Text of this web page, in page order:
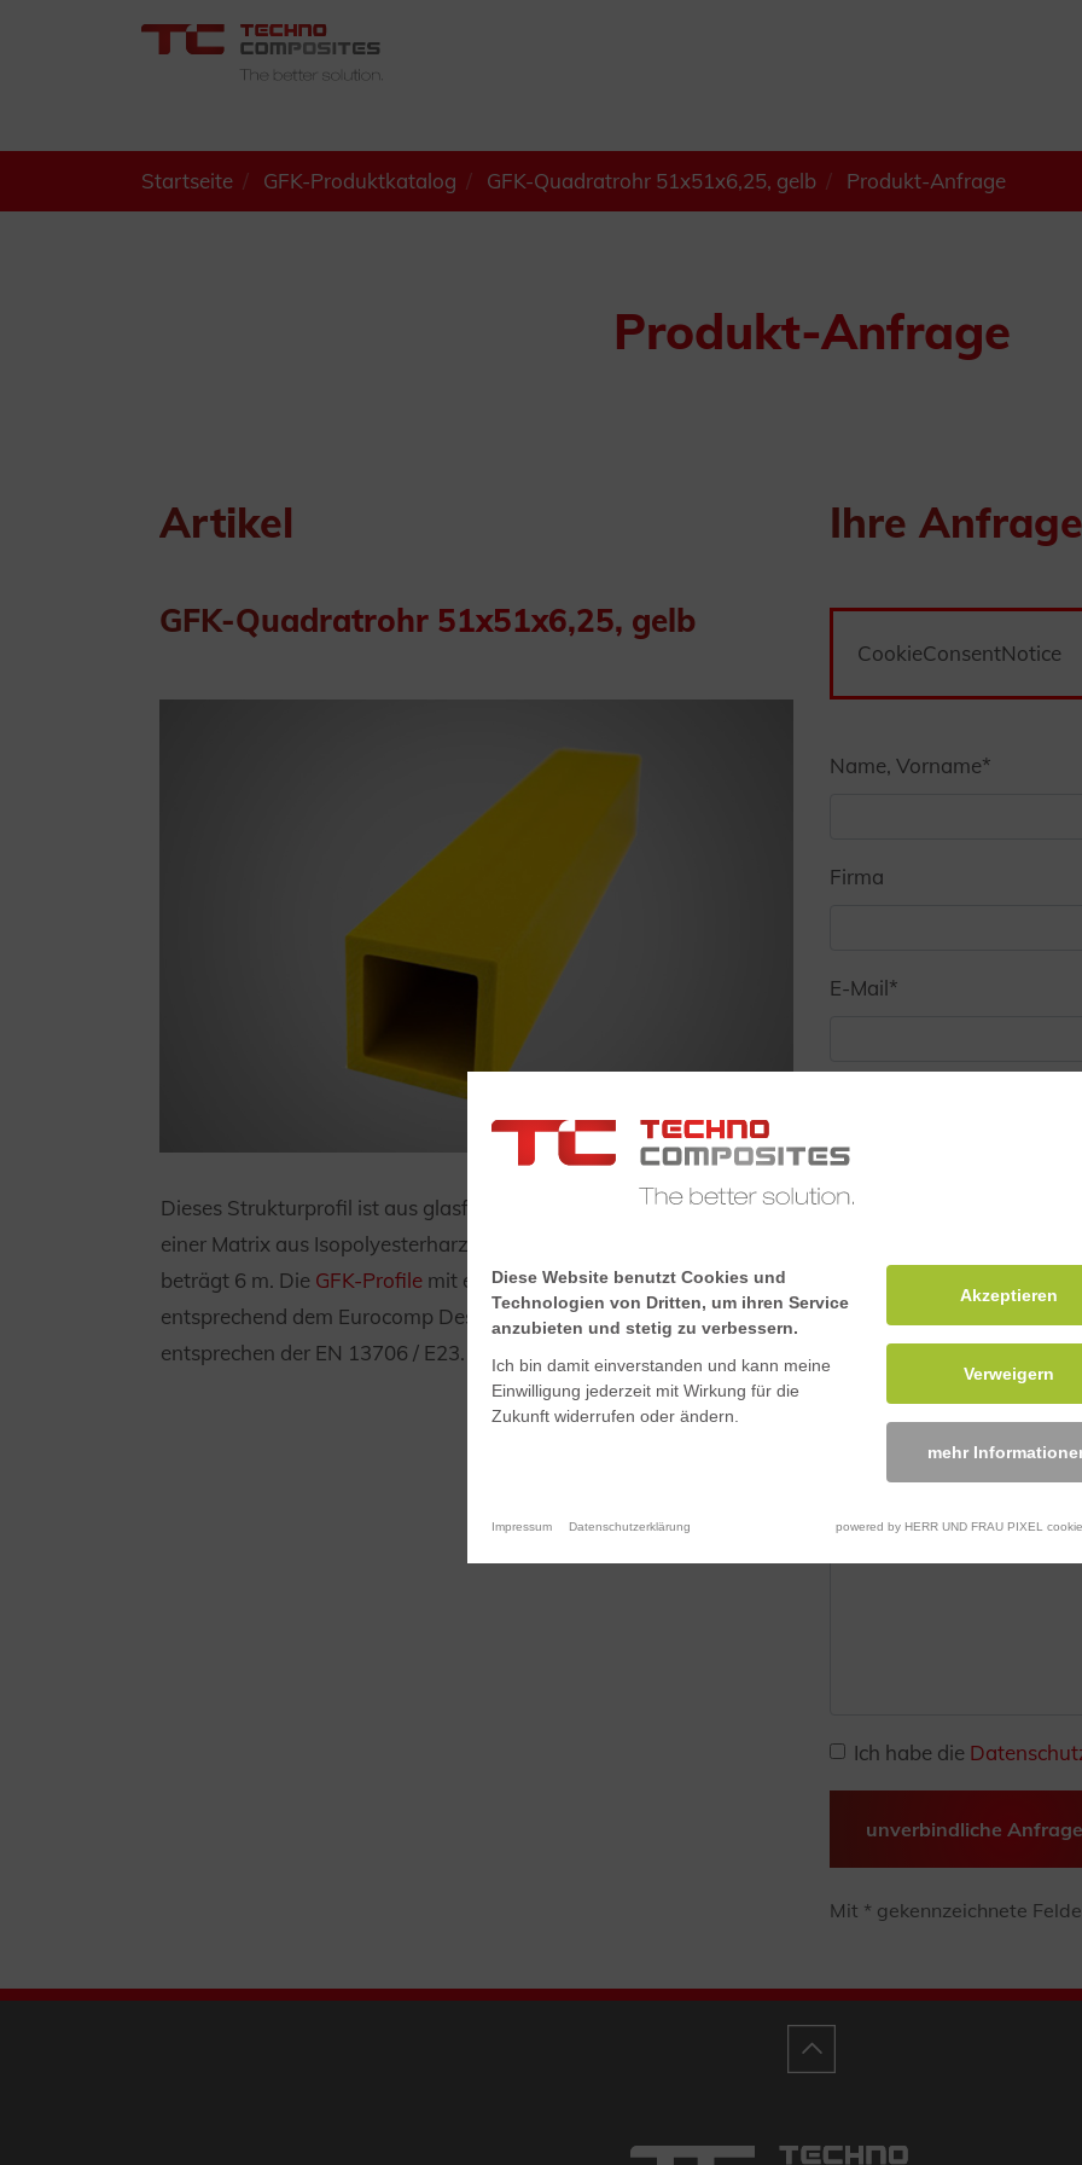
Startseite GFK-Produktkatalog GFK-Quadratrohr 51x51x6,25, gelb Produkt-Anfrage
Produkt-Anfrage
Artikel
GFK-Quadratrohr 51x51x6,25, gelb
Dieses Strukturprofil ist aus glasfaserverstärktem Kunststoff mit
einer Matrix aus Isopolyesterharz hergestellt. Die Standardlänge
beträgt 6 m. Die GFK-Profile mit einer Wandstärke > 5 mm sind
entsprechend dem Eurocomp Design Code hergestellt und
entsprechen der EN 13706 / E23.
Ihre Anfrage
CookieConsentNotice
Name, Vorname*
Firma
E-Mail*
gewünschte Stückzahl
Datei hochladen
Ihre Datei
Datei
FormUploadMaximum 10 MB
Nachricht*
Ich habe die
unverbindliche
Mit * gekennzeichnete
Diese Website benutzt Cookies und
Technologien von Dritten, um ihren Service
anzubieten und stetig zu verbessern.
Ich bin damit einverstanden und kann meine
Einwilligung jederzeit mit Wirkung für die
Zukunft widerrufen oder ändern.
Akzeptieren
Verweigern
mehr
Impressum Datenschutzerklärung powered by HERR UND FRAU PIXEL